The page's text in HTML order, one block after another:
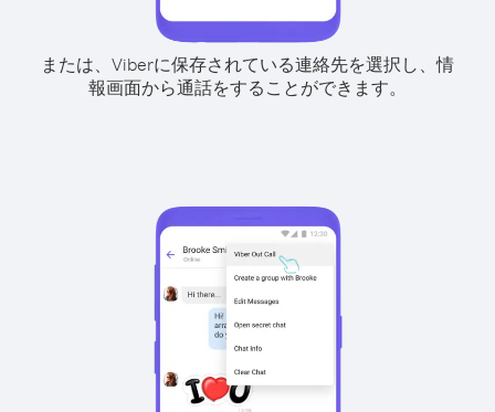
または、Viberに保存されている連絡先を選択し、情
報画面から通話をすることができます。